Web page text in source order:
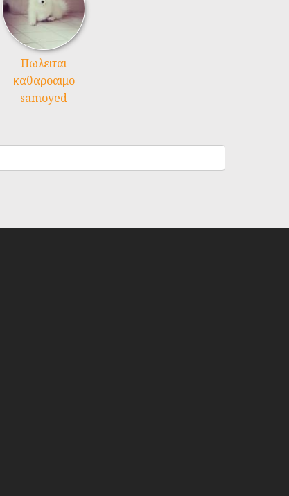
Πωλειται
καθαροαιμο
samoyed